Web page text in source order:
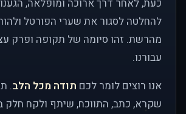
כעת, לאחר דרך ארוכה ומופלאה,
להחלטה לסגור את שערי הפורטל
מהרשת. זהו סיומה של תקופה ופרק
עבורנו.
אנו רוצים לומר לכם תודה מכל הלב.
שקרא, כתב, התווכח, שיתף ולקח חלק